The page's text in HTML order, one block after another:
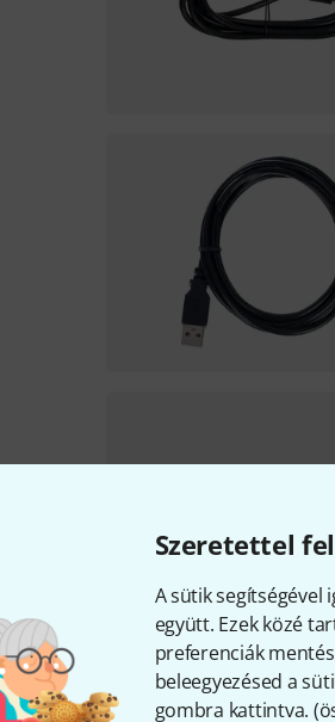
Szeretettel
A sütik segítségével
együtt. Ezek közé
preferenciák
beleegyezésed a
gombra kattintva. (